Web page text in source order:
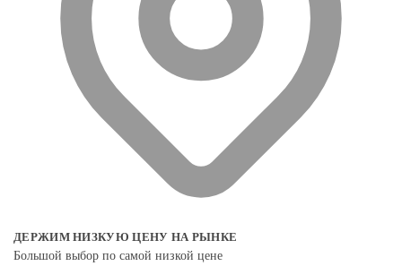
ДЕРЖИМ НИЗКУЮ ЦЕНУ НА РЫНКЕ
Большой выбор по самой низкой цене